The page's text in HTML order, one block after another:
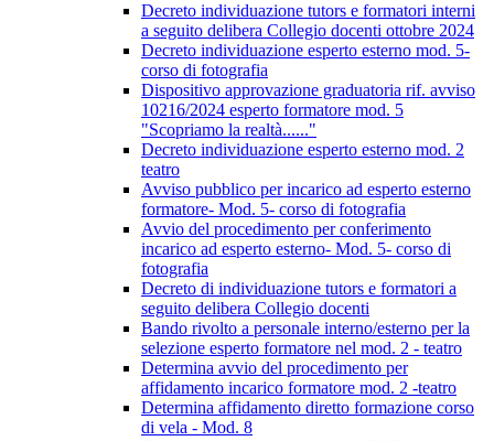
Decreto individuazione tutors e formatori interni
a seguito delibera Collegio docenti ottobre 2024
Decreto individuazione esperto esterno mod. 5-
corso di fotografia
Dispositivo approvazione graduatoria rif. avviso
10216/2024 esperto formatore mod. 5
"Scopriamo la realtà......"
Decreto individuazione esperto esterno mod. 2
teatro
Avviso pubblico per incarico ad esperto esterno
formatore- Mod. 5- corso di fotografia
Avvio del procedimento per conferimento
incarico ad esperto esterno- Mod. 5- corso di
fotografia
Decreto di individuazione tutors e formatori a
seguito delibera Collegio docenti
Bando rivolto a personale interno/esterno per la
selezione esperto formatore nel mod. 2 - teatro
Determina avvio del procedimento per
affidamento incarico formatore mod. 2 -teatro
Determina affidamento diretto formazione corso
di vela - Mod. 8